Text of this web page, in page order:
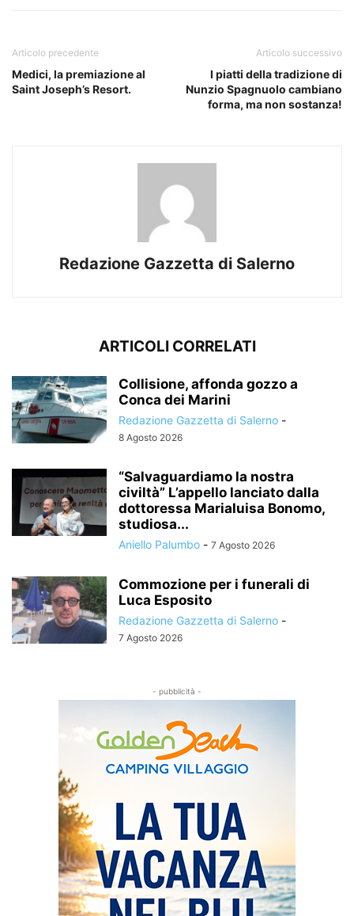
Articolo precedente
Medici, la premiazione al
Saint Joseph’s Resort.
Articolo successivo
I piatti della tradizione di
Nunzio Spagnuolo cambiano
forma, ma non sostanza!
Redazione Gazzetta di Salerno
ARTICOLI CORRELATI
Collisione, affonda gozzo a
Conca dei Marini
Redazione Gazzetta di Salerno -
8 Agosto 2026
“Salvaguardiamo la nostra
civiltà” L’appello lanciato dalla
dottoressa Marialuisa Bonomo,
studiosa...
Aniello Palumbo - 7 Agosto 2026
Commozione per i funerali di
Luca Esposito
Redazione Gazzetta di Salerno -
7 Agosto 2026
- pubblicità -